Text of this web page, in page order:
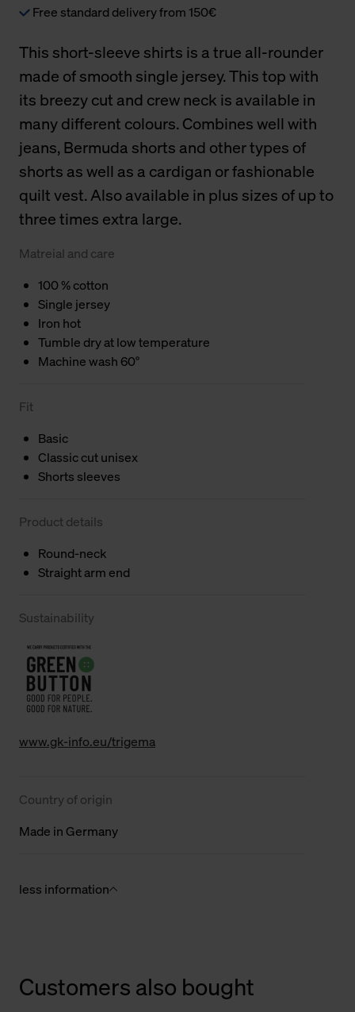
Free standard delivery from 150€
This short-sleeve shirts is a true all-rounder
made of smooth single jersey. This top with
its breezy cut and crew neck is available in
many different colours. Combines well with
jeans, Bermuda shorts and other types of
shorts as well as a cardigan or fashionable
quilt vest. Also available in plus sizes of up to
three times extra large.
Matreial and care
100 % cotton
Single jersey
Iron hot
Tumble dry at low temperature
Machine wash 60°
Fit
Basic
Classic cut unisex
Shorts sleeves
Product details
Round-neck
Straight arm end
Sustainability
www.gk-info.eu/trigema
Country of origin
Made in Germany
less information
Customers also bought